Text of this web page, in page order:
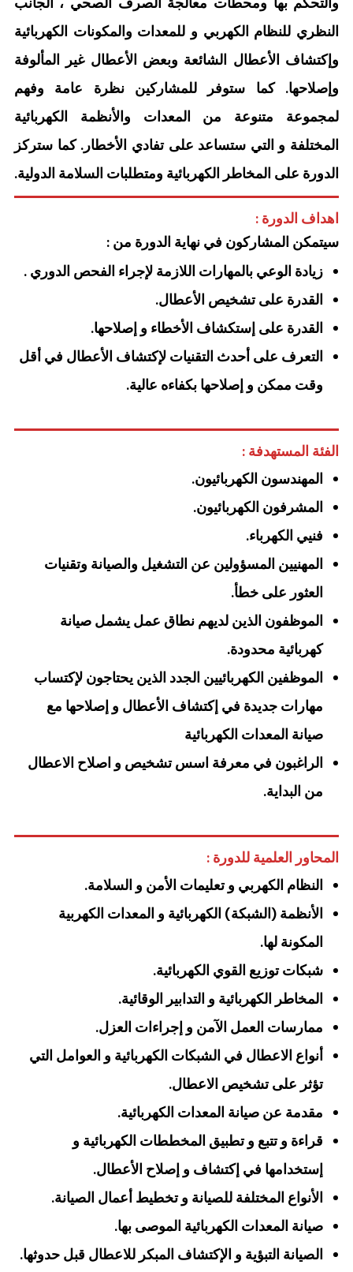
النظري للنظام الكهربي و للمعدات والمكونات الكهربائية
وإكتشاف الأعطال الشائعة وبعض الأعطال غير المألوفة
وإصلاحها. كما ستوفر للمشاركين نظرة عامة وفهم
لمجموعة متنوعة من المعدات والأنظمة الكهربائية
المختلفة و التي ستساعد على تفادي الأخطار. كما ستركز
الدورة على المخاطر الكهربائية ومتطلبات السلامة الدولية.
اهداف الدورة :
سيتمكن المشاركون في نهاية الدورة من :
زيادة الوعي بالمهارات اللازمة لإجراء الفحص الدوري .
القدرة على تشخيص الأعطال.
القدرة على إستكشاف الأخطاء و إصلاحها.
التعرف على أحدث التقنيات لإكتشاف الأعطال في أقل
وقت ممكن و إصلاحها بكفاءه عالية.
الفئة المستهدفة :
المهندسون الكهربائيون.
المشرفون الكهربائيون.
فنيي الكهرباء.
المهنيين المسؤولين عن التشغيل والصيانة وتقنيات
العثور على خطأ.
الموظفون الذين لديهم نطاق عمل يشمل صيانة
كهربائية محدودة.
الموظفين الكهربائيين الجدد الذين يحتاجون لإكتساب
مهارات جديدة في إكتشاف الأعطال و إصلاحها مع
صيانة المعدات الكهربائية
الراغبون في معرفة اسس تشخيص و اصلاح الاعطال
من البداية.
المحاور العلمية للدورة :
النظام الكهربي و تعليمات الأمن و السلامة.
الأنظمة (الشبكة) الكهربائية و المعدات الكهربية
المكونة لها.
شبكات توزيع القوي الكهربائية.
المخاطر الكهربائية و التدابير الوقائية.
ممارسات العمل الآمن و إجراءات العزل.
أنواع الاعطال في الشبكات الكهربائية و العوامل التي
تؤثر على تشخيص الاعطال.
مقدمة عن صيانة المعدات الكهربائية.
قراءة و تتبع و تطبيق المخططات الكهربائية و
إستخدامها في إكتشاف و إصلاح الأعطال.
الأنواع المختلفة للصيانة و تخطيط أعمال الصيانة.
صيانة المعدات الكهربائية الموصى بها.
الصيانة التبؤية و الإكتشاف المبكر للاعطال قبل حدوثها.